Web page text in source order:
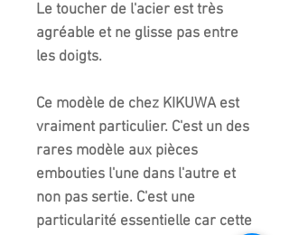
Le toucher de l'acier est très
agréable et ne glisse pas entre
les doigts.
Ce modèle de chez KIKUWA est
vraiment particulier. C'est un des
rares modèle aux pièces
embouties l'une dans l'autre et
non pas sertie. C'est une
particularité essentielle car cette